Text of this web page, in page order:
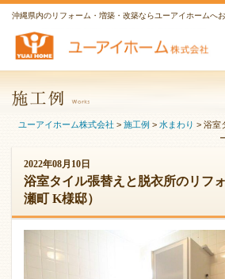
沖縄県内のリフォーム・増築・改築ならユーアイホームへ
ユーアイホーム株式会社 > 施工例 > 水まわり > 浴室
2022年08月10日
浴室タイル張替えと脱衣所のリフ
瀬町 K様邸）